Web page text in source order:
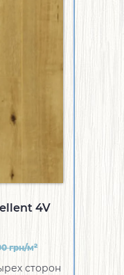
4V
грн/м2
сторон